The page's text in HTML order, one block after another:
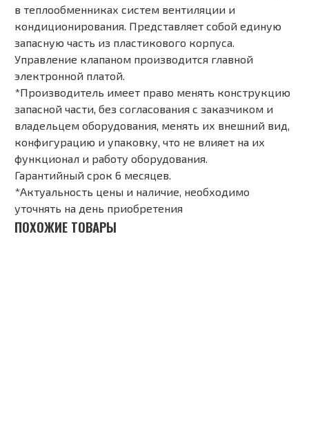
в теплообменниках систем вентиляции и
кондиционирования. Представляет собой единую
запасную часть из пластикового корпуса.
Управление клапаном производится главной
электронной платой.
*Производитель имеет право менять конструкцию
запасной части, без согласования с заказчиком и
владельцем оборудования, менять их внешний вид,
конфигурацию и упаковку, что не влияет на их
функционал и работу оборудования.
Гарантийный срок 6 месяцев.
*Актуальность цены и наличие, необходимо
уточнять на день приобретения
ПОХОЖИЕ ТОВАРЫ